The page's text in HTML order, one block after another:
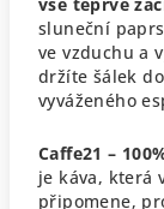
sluneční
ve vzduchu a
držíte šálek
vyváženého
Caffe21 –
je káva, která
připomene,